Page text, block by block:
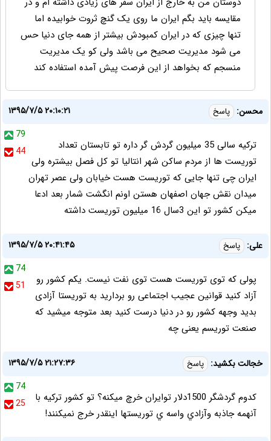
مقایسه باید بگم ایران ما روی یک گنچ ثروت خوابیده اما
تنها چیزی که در ایران کمبودش بیشتر از همه جای دنیا حس
می شود مدیریت صحیح می باشد ولی کو یک مدیریت
منسجم که بخواهد از این فرصت پیش آمده استفاده کند
محسن: پاسخ
۱۳۹۵/۷/۵ ۲۰:۱۰:۲۱
79
44
ترکیه سالی 35 میلیون گردش گر داره تو تابستان تعداد
توریست ها از مردم ساکن شهر انتالیا تو کل فصل بیشتره ولی
ایران چی تنها جایی که توریست هست خیابان ولی عصر تهران
میدان نقش جهان اصفهان هستن اونم انگشت شمار بعد ادعا
میکن کشور تو این 3سال 16 میلیون توریست داشته
علی: پاسخ
۱۳۹۵/۷/۵ ۲۰:۴۱:۴۵
74
51
پولی که توی توریست هست توی نفت نیست. یکم کشور رو
آزاد کنید قوانین عجیب اجتماعی رو بردارید به توریستا آزادی
بدید وجهه کشور رو در دنیا درست کنید بعد متوجه میشید که
صنعت توریسم یعنی چه
خجالت بكشيد: پاسخ
۱۳۹۵/۷/۵ ۲۱:۲۷:۳۶
74
25
كدوم گردشگر 1500دلار توايران خرچ ميكنه؟ تو كشور تركيه با
آنهمه جاذبه وآزادي واسه ي توريستها اينقدر خرج نميكنند!